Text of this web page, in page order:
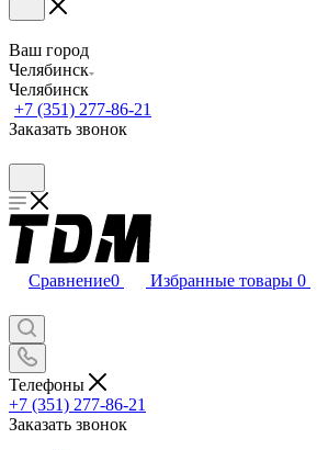
Ваш город
Челябинск
Челябинск
+7 (351) 277-86-21
Заказать звонок
Сравнение0 Избранные товары 0
Телефоны
+7 (351) 277-86-21
Заказать звонок